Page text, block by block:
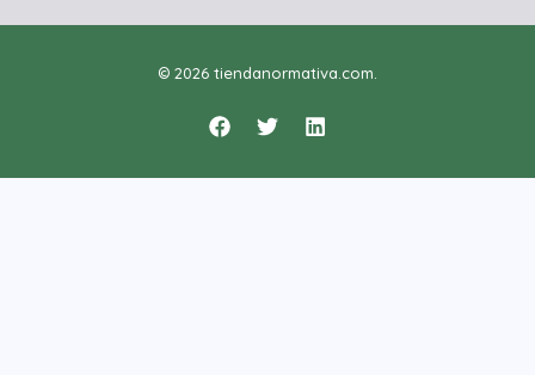
© 2026 tiendanormativa.com.